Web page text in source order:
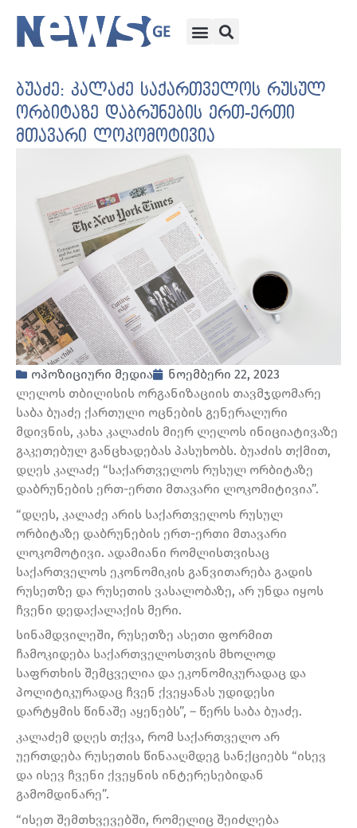
ბუაძე: კალაძე საქართველოს რუსულ
ორბიტაზე დაბრუნების ერთ-ერთი
მთავარი ლოკომოტივია
ოპოზიციური მედია
ნოემბერი 22, 2023
ლელოს თბილისის ორგანიზაციის თავმჯდომარე
საბა ბუაძე ქართული ოცნების გენერალური
მდივნის, კახა კალაძის მიერ ლელოს ინიციატივაზე
გაკეთებულ განცხადებას პასუხობს. ბუაძის თქმით,
დღეს კალაძე “საქართველოს რუსულ ორბიტაზე
დაბრუნების ერთ-ერთი მთავარი ლოკომიტივია”.
“დღეს, კალაძე არის საქართველოს რუსულ
ორბიტაზე დაბრუნების ერთ-ერთი მთავარი
ლოკომოტივი. ადამიანი რომლისთვისაც
საქართველოს ეკონომიკის განვითარება გადის
რუსეთზე და რუსეთის ვასალობაზე, არ უნდა იყოს
ჩვენი დედაქალაქის მერი.
სინამდვილეში, რუსეთზე ასეთი ფორმით
ჩამოკიდება საქართველოსთვის მხოლოდ
საფრთხის შემცველია და ეკონომიკურადაც და
პოლიტიკურადაც ჩვენ ქვეყანას უდიდესი
დარტყმის წინაშე აყენებს”, – წერს საბა ბუაძე.
კალაძემ დღეს თქვა, რომ საქართველო არ
უერთდება რუსეთის წინააღმდეგ სანქციებს “ისევ
და ისევ ჩვენი ქვეყნის ინტერესებიდან
გამომდინარე”.
“ისეთ შემთხვევებში, რომელიც შეიძლება